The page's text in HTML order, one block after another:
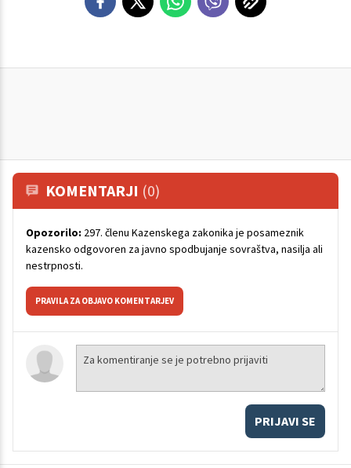
KOMENTARJI (0)
Opozorilo: 297. členu Kazenskega zakonika je posameznik
kazensko odgovoren za javno spodbujanje sovraštva, nasilja ali
nestrpnosti.
PRAVILA ZA OBJAVO KOMENTARJEV
PRIJAVI SE